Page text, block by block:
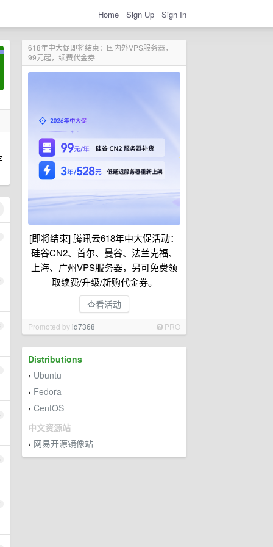
Home Sign Up Sign In
618年中大促即将结束：国内外VPS服务器，
99元起，续费代金券
[即将结束] 腾讯云618年中大促活动：
硅谷CN2、首尔、曼谷、法兰克福、
上海、广州VPS服务器，另可免费领
取续费/升级/新购代金券。
查看活动
Promoted byid7368 PRO
Distributions
› Ubuntu
› Fedora
› CentOS
中文资源站
› 网易开源镜像站